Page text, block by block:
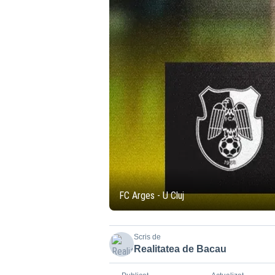
FC Arges - U Cluj
Scris de
Realitatea de Bacau